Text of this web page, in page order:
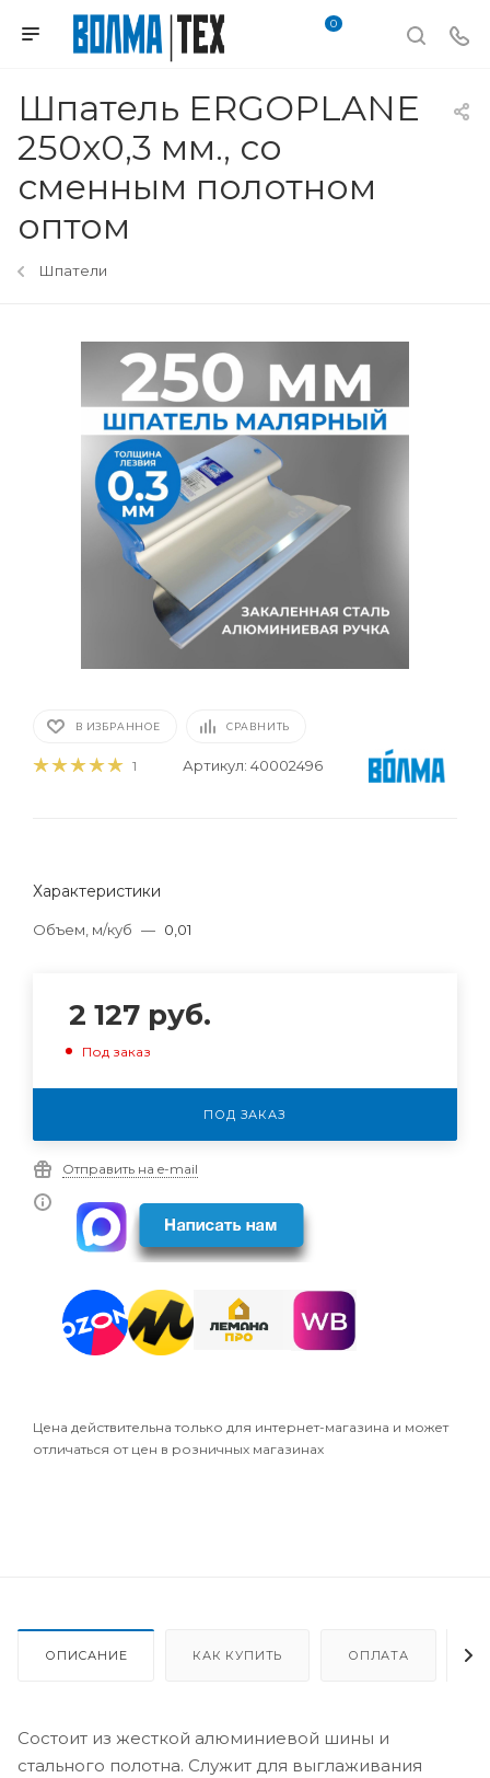
0
Шпатель ERGOPLANE
250x0,3 мм., со
сменным полотном
оптом
Шпатели
В ИЗБРАННОЕ СРАВНИТЬ
1 Артикул: 40002496
Характеристики
Объем, м/куб — 0,01
2 127 руб.
Под заказ
ПОД ЗАКАЗ
Отправить на e-mail
Цена действительна только для интернет-магазина и может
отличаться от цен в розничных магазинах
ОПИСАНИЕ КАК КУПИТЬ ОПЛАТА
Состоит из жесткой алюминиевой шины и
стального полотна. Служит для выглаживания